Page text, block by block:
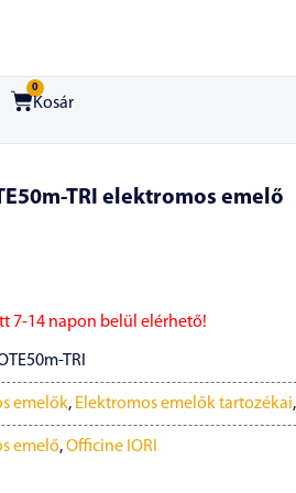
0
Kosár
TRI elektromos emelő
7-14 napon belül elérhető!
TRI
emelők, Elektromos emelők tartozékai,
emelő,Officine IORI